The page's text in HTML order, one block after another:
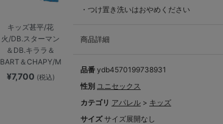
キッズ甚平/花
火/DB.スターマン
＆DB.キララ＆
BART＆CHAPY/M
¥7,700 (税込)
・つけ置き洗いはおやめください
商品詳細
品番 ydb4570199738931
性別 ユニセックス
カテゴリ アパレル > キッズ
サイズ サイズ展開なし